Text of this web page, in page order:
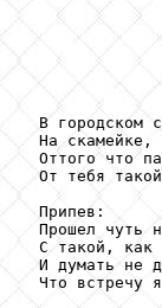
В городском
На скамейке,
Оттого что
От тебя
Припев:
Прошел чуть
С такой, как
И думать не
Что встречу